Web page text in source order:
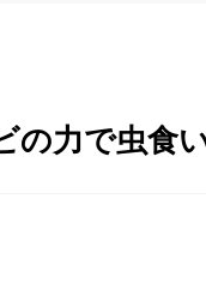
力で虫食